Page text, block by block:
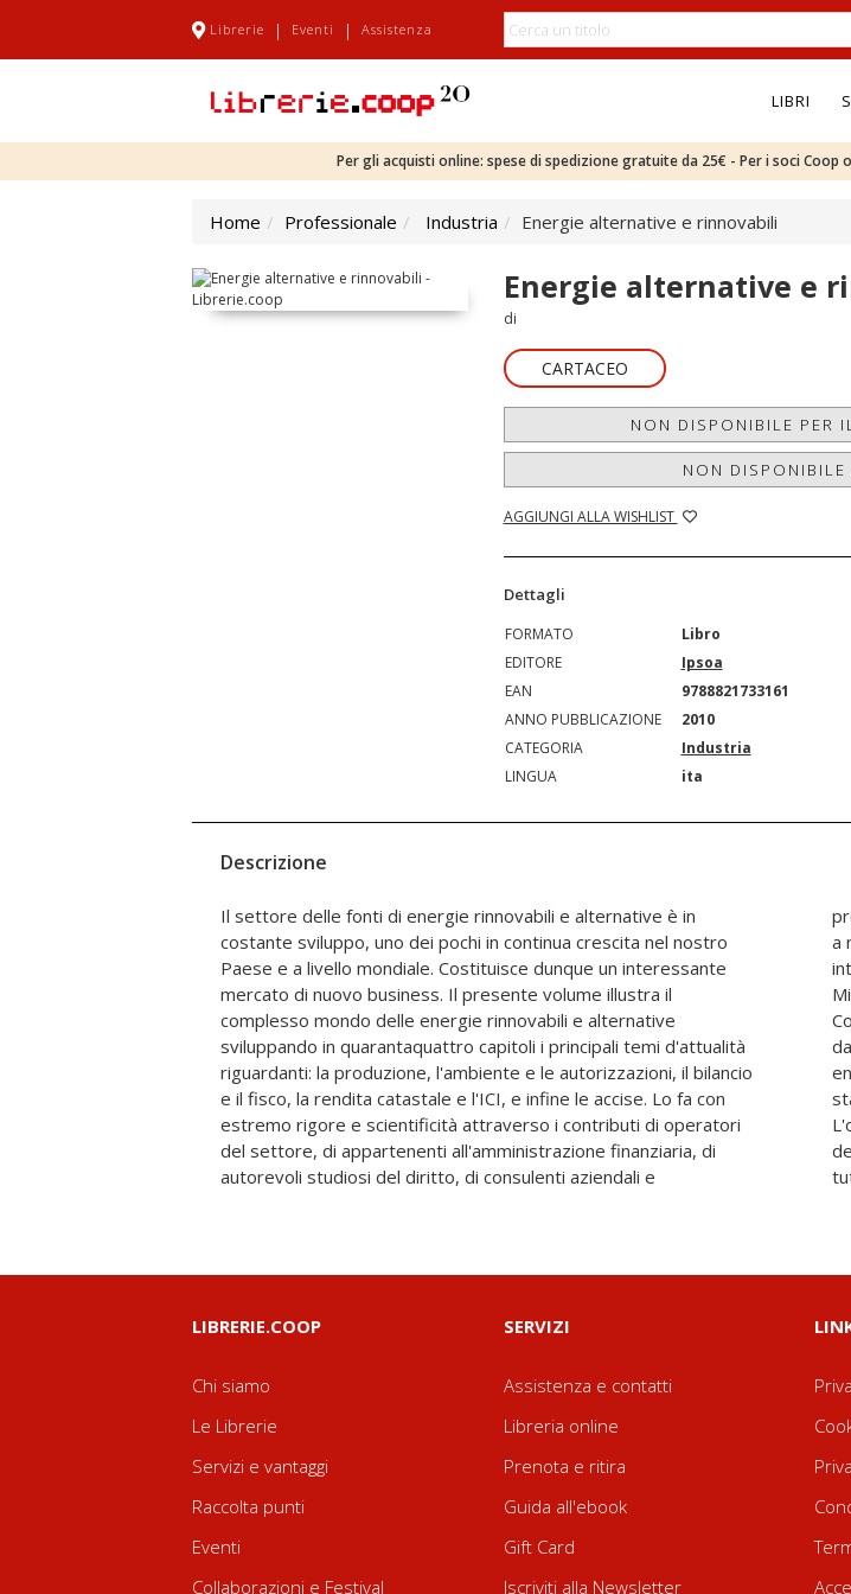
Librerie | Eventi | Assistenza
LIBRI
Per gli acquisti online: spese di spedizione gratuite da 25€ - Per i soci
Home Professionale Industria Energie alternative e rinnovabili
Energie alternative e
di
CARTACEO
NON DISPONIBILE PER
NON
AGGIUNGI ALLA WISHLIST
Dettagli
FORMATO
Libro
EDITORE
Ipsoa
EAN
9788821733161
ANNO PUBBLICAZIONE
2010
CATEGORIA
Industria
LINGUA
ita
Descrizione
Il settore delle fonti di energie rinnovabili e alternative è in
costante sviluppo, uno dei pochi in continua crescita nel nostro
Paese e a livello mondiale. Costituisce dunque un interessante
mercato di nuovo business. Il presente volume illustra il
complesso mondo delle energie rinnovabili e alternative
sviluppando in quarantaquattro capitoli i principali temi d'attualità
riguardanti: la produzione, l'ambiente e le autorizzazioni, il bilancio
e il fisco, la rendita catastale e l'ICI, e infine le accise. Lo fa con
estremo rigore e scientificità attraverso i contributi di operatori
del settore, di appartenenti all'amministrazione finanziaria, di
autorevoli studiosi del diritto, di consulenti aziendali e
professionisti che quotidianamente "affrontano" una materia che,
a motivo della sua giovane età, presenta ancora molti dubbi
interpretativi in sede applicativa. La Prefazione è a cura di Luca
Miele, dirigente del Ministero dell'economia e delle finanze.
Compongono il team dell'opera sessantadue autori provenienti
dai principali studi di consulenza, dalle maggiori aziende
energetiche nazionali, da alcune tra le più prestigiose università
statali e private, dalle Agenzie delle dogane e delle entrate.
L'opera è uno strumento di lavoro indispensabile per gli operatori
del settore, che analizza le energie rinnovabili e alternative da
LIBRERIE.COOP
Chi siamo
Le Librerie
Servizi e vantaggi
Raccolta punti
Eventi
Collaborazioni e Festival
SERVIZI
Assistenza e contatti
Libreria online
Prenota e ritira
Guida all'ebook
Gift Card
Iscriviti alla Newsletter